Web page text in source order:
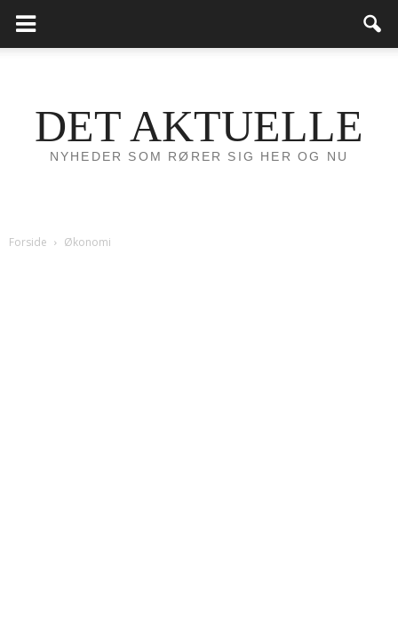
DET AKTUELLE
NYHEDER SOM RØRER SIG HER OG NU
Forside Økonomi